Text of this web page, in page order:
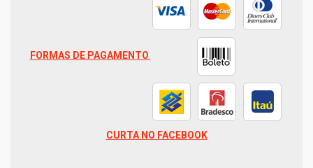
FORMAS DE PAGAMENTO
CURTA NO FACEBOOK